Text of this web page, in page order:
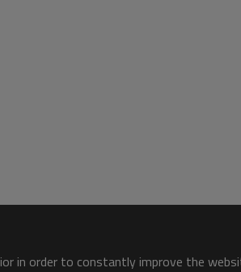
in order to constantly improve the